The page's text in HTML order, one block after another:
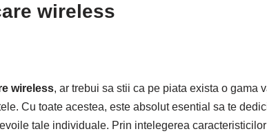
wireless
wireless, ar trebui sa stii ca pe piata exista o gama
Cu toate acestea, este absolut esential sa te
tale individuale. Prin intelegerea